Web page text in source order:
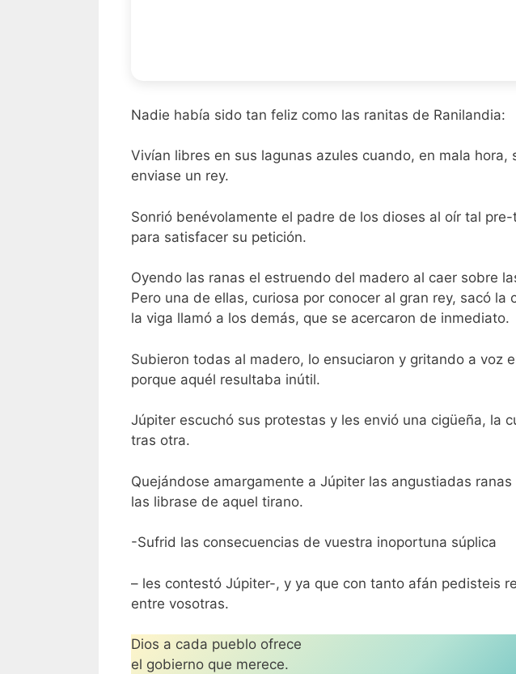
Nadie había sido tan feliz como las ranitas de Ranilandia:
Vivían libres en sus lagunas azules cuando, en mala hora,
enviase un rey.
Sonrió benévolamente el padre de los dioses al oír tal
para satisfacer su petición.
Oyendo las ranas el estruendo del madero al caer sobre
Pero una de ellas, curiosa por conocer al gran rey, sacó la
la viga llamó a los demás, que se acercaron de inmediato.
Subieron todas al madero, lo ensuciaron y gritando a voz
porque aquél resultaba inútil.
Júpiter escuchó sus protestas y les envió una cigüeña, la
tras otra.
Quejándose amargamente a Júpiter las angustiadas
las librase de aquel tirano.
-Sufrid las consecuencias de vuestra inoportuna súplica
– les contestó Júpiter-, y ya que con tanto afán pedisteis
entre vosotras.
Dios a cada pueblo ofrece
el gobierno que merece.